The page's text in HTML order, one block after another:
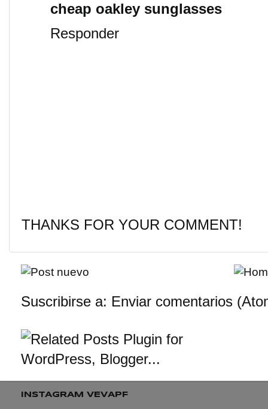
cheap oakley sunglasses
Responder
THANKS FOR YOUR COMMENT!
Suscribirse a: Enviar comentarios
INSTAGRAM VEVAPF